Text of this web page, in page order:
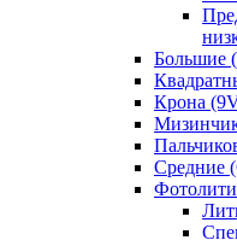
Большие
Крона
Средние